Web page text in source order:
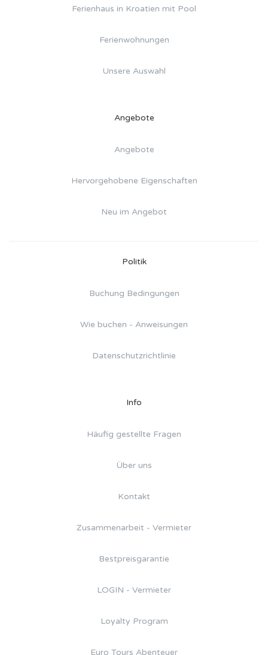
Ferienhaus in Kroatien mit Pool
Ferienwohnungen
Unsere Auswahl
Angebote
Angebote
Hervorgehobene Eigenschaften
Neu im Angebot
Politik
Buchung Bedingungen
Wie buchen - Anweisungen
Datenschutzrichtlinie
Info
Häufig gestellte Fragen
Über uns
Kontakt
Zusammenarbeit - Vermieter
Bestpreisgarantie
LOGIN - Vermieter
Loyalty Program
Euro Tours Abenteuer